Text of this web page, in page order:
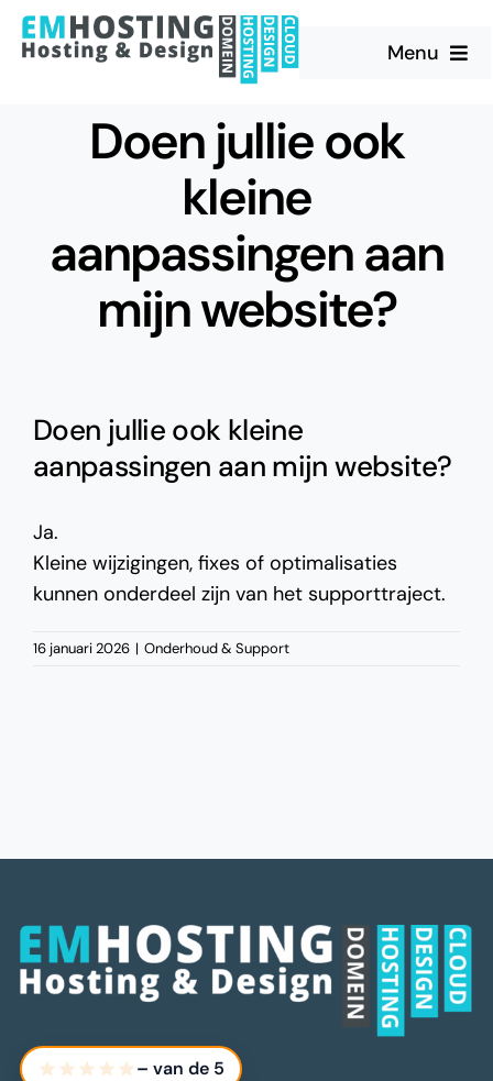
Skip
Menu
Portfolio
Werkwijze
Blog
Contact
Doen jullie ook
kleine
aanpassingen aan
mijn website?
Doen jullie ook kleine
aanpassingen aan mijn website?
Ja.
Kleine wijzigingen, fixes of optimalisaties
kunnen onderdeel zijn van het supporttraject.
16 januari 2026 | Onderhoud & Support
– van de 5